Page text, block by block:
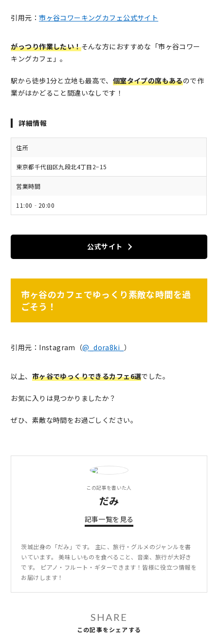
引用元：市ヶ谷コワーキングカフェ公式サイト
がっつり作業したい！そんな方におすすめな「市ヶ谷コワー
キングカフェ」。
駅から徒歩1分と立地も最高で、 個室タイプの席もあるので作
業がはかどること間違いなしです！
詳細情報
住所
東京都千代田区九段北4丁目2−15
営業時間
11:00‐20:00
公式サイト
市ヶ谷のカフェでゆっくり素敵な時間を過
ごそう！
引用元：Instagram（@_dora8ki_ ）
以上、 市ヶ谷でゆっくりできるカフェ6選でした。
お気に入りは見つかりましたか？
ぜひ、素敵な時間をお過ごしください。
この記事を書いた人
だみ
記事一覧を見る
茨城出身の「だみ」です。 主に、旅行・グルメのジャンルを書
いています。 美味しいものを食べること、音楽、旅行が大好き
です。 ピアノ・フルート・ギターできます！皆様に役立つ情報を
お届けします！
SHARE
この記事をシェアする